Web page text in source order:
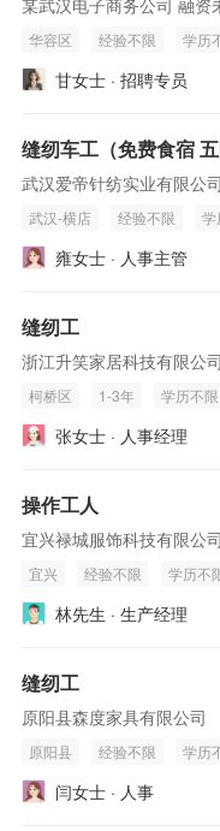
某武汉电子商务公司 融资
华容区 经验不限 学历
甘女士 · 招聘专员
缝纫车工（免费食宿 五
武汉爱帝针纺实业有限公
武汉-横店 经验不限 学
雍女士 · 人事主管
缝纫工
浙江升笑家居科技有限公司
柯桥区 1-3年 学历不限
张女士 · 人事经理
操作工人
宜兴禄城服饰科技有限公司
宜兴 经验不限 学历不
林先生 · 生产经理
缝纫工
原阳县森度家具有限公司
原阳县 经验不限 学历
闫女士 · 人事